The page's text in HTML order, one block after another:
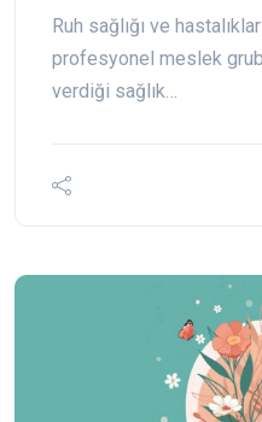
Ruh sağlığı ve
profesyonel meslek
verdiği sağlık…